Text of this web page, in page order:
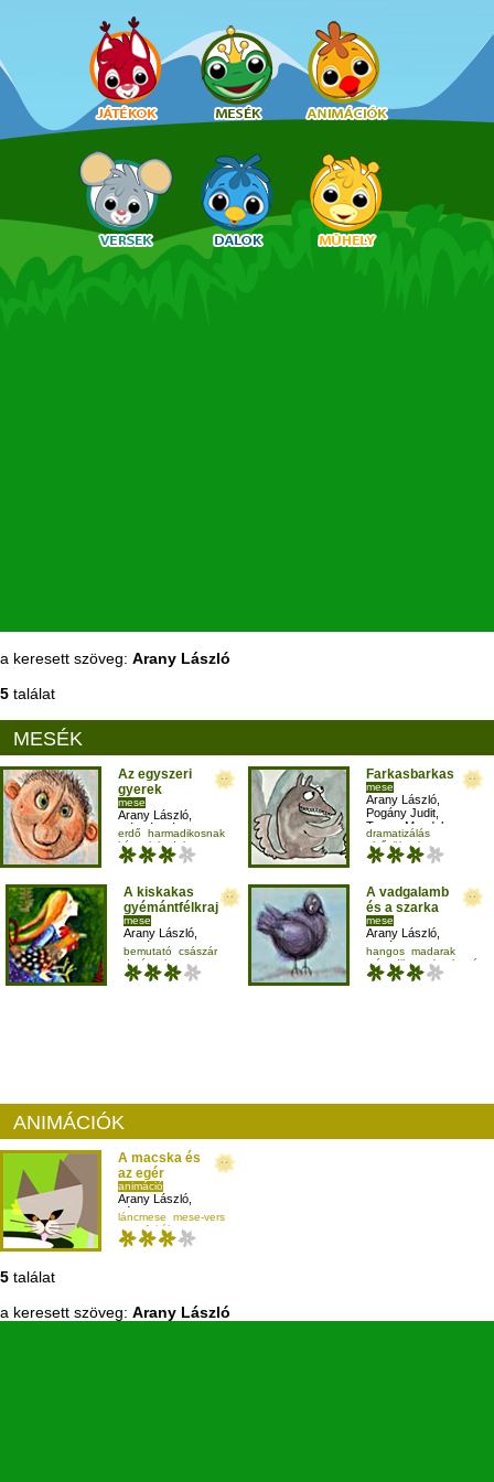
a keresett szöveg: Arany László
5 találat
MESÉK
Az egyszeri
gyerek
mese
Arany László
Gáspár Sándor
Kun Fruzsina
erdő harmadikosnak
kása lakodalom
Farkasbarkas
mese
Arany László
Pogány Judit
Terray Magdolna
dramatizálás
elsősöknek
hangutánzás
A kiskakas
gyémántfélkrajcára
mese
Arany László
Pogány Judit,
Szegedi Katalin
bemutató császár
darázs hangos
A vadgalamb
és a szarka
mese
Arany László
Pogány Judit
hangos madarak
másodikosnak
olvasás
ANIMÁCIÓK
A macska és
az egér
animáció
Arany László
népmese
Kardos Zsófia
láncmese
mese-vers
mesefajták
másodikosnak
5 találat
a keresett szöveg: Arany László